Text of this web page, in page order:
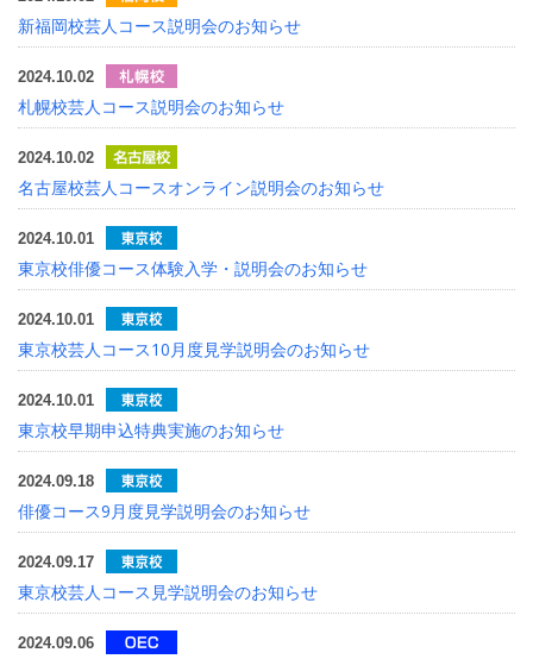
新福岡校芸人コース説明会のお知らせ
2024.10.02
札幌校芸人コース説明会のお知らせ
2024.10.02
名古屋校芸人コースオンライン説明会のお知らせ
2024.10.01
東京校俳優コース体験入学・説明会のお知らせ
2024.10.01
東京校芸人コース10月度見学説明会のお知らせ
2024.10.01
東京校早期申込特典実施のお知らせ
2024.09.18
俳優コース9月度見学説明会のお知らせ
2024.09.17
東京校芸人コース見学説明会のお知らせ
2024.09.06